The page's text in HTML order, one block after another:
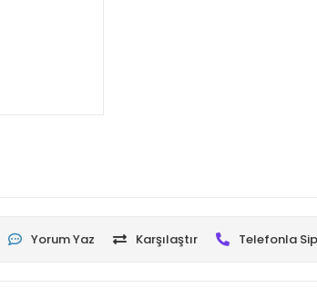
Yorum Yaz Karşılaştır Telefonla